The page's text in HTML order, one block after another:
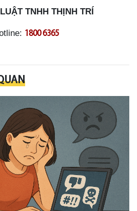
TNHH THỊNH TRÍ
1800 6365